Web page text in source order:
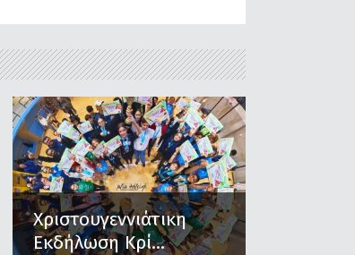
Χριστουγεννιάτικη
Εκδήλωση Κρί...